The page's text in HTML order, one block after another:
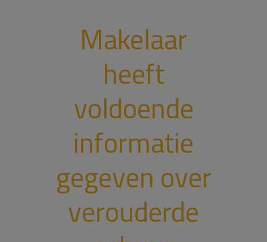
Makelaar
heeft
voldoende
informatie
gegeven over
verouderde